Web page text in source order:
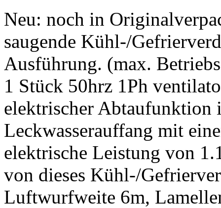
Neu: noch in
saugende Kühl-/
Ausführung. (max.
1 Stück 50hrz 1Ph
elektrischer Abtaufunktion
Leckwasserauffang mit
elektrische Leistung von
von dieses Kühl-/
Luftwurfweite 6m,